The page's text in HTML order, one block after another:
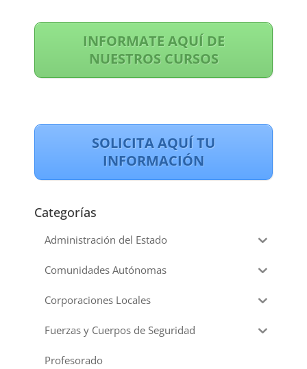
INFORMATE AQUÍ DE
NUESTROS CURSOS
SOLICITA AQUÍ TU
INFORMACIÓN
Categorías
Administración del Estado
Comunidades Autónomas
Corporaciones Locales
Fuerzas y Cuerpos de Seguridad
Profesorado